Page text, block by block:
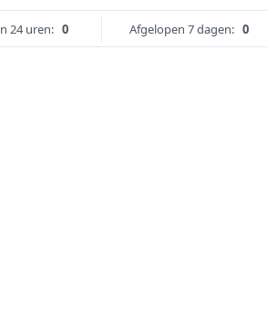
24 uren: 0 Afgelopen 7 dagen: 0